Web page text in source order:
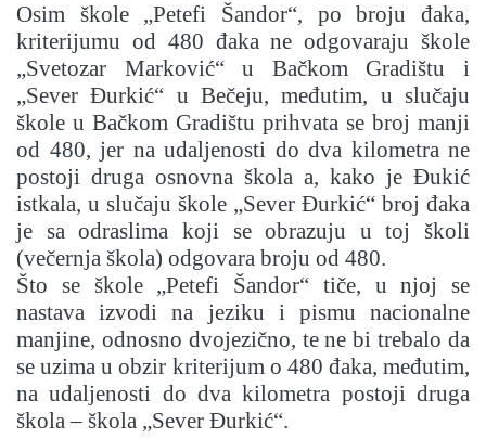
Osim škole „Petefi Šandor“, po broju đaka,
kriterijumu od 480 đaka ne odgovaraju škole
„Svetozar Marković“ u Bačkom Gradištu i
„Sever Đurkić“ u Bečeju, međutim, u slučaju
škole u Bačkom Gradištu prihvata se broj manji
od 480, jer na udaljenosti do dva kilometra ne
postoji druga osnovna škola a, kako je Đukić
istkala, u slučaju škole „Sever Đurkić“ broj đaka
je sa odraslima koji se obrazuju u toj školi
(večernja škola) odgovara broju od 480.
Što se škole „Petefi Šandor“ tiče, u njoj se
nastava izvodi na jeziku i pismu nacionalne
manjine, odnosno dvojezično, te ne bi trebalo da
se uzima u obzir kriterijum o 480 đaka, međutim,
na udaljenosti do dva kilometra postoji druga
škola – škola „Sever Đurkić“.